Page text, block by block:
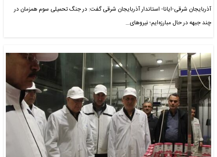
آذربایجان شرقی-ایانا- استاندار آذربایجان شرقی گفت: در جنگ تحمیلی سوم همزمان در
چند جبهه در حال مبارزه‌ایم؛ نیروهای…